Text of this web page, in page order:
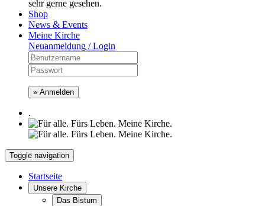
sehr gerne gesehen.
Shop
News & Events
Meine Kirche
Neuanmeldung / Login
» Anmelden
.
Toggle navigation
Startseite
Unsere Kirche
Das Bistum